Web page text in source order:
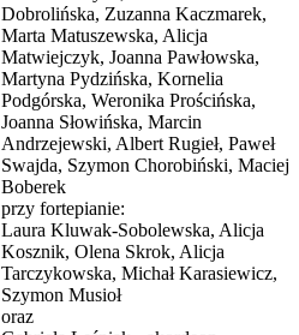
Dobrolińska, Zuzanna Kaczmarek,
Marta Matuszewska, Alicja
Matwiejczyk, Joanna Pawłowska,
Martyna Pydzińska, Kornelia
Podgórska, Weronika Prościńska,
Joanna Słowińska, Marcin
Andrzejewski, Albert Rugieł, Paweł
Swajda, Szymon Chorobiński, Maciej
Boberek
przy fortepianie:
Laura Kluwak-Sobolewska, Alicja
Kosznik, Olena Skrok, Alicja
Tarczykowska, Michał Karasiewicz,
Szymon Musioł
oraz